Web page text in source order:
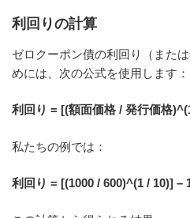
利回りの計算
ゼロクーポン債の利回り（また
めには、次の公式を使用します：
利回り = [(額面価格 / 発行価格
私たちの例では：
利回り = [(1000 / 600)^(1 / 10)] –